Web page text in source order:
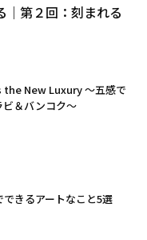
｜第２回：刻まれる
New Luxury ～五感で
ビ＆バンコク～
きるアートなこと5選